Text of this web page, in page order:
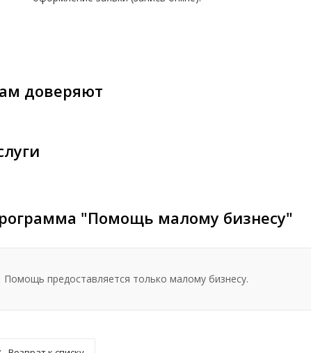
доверяют
"Помощь малому бизнесу"
Помощь предоставляется только малому бизнесу.